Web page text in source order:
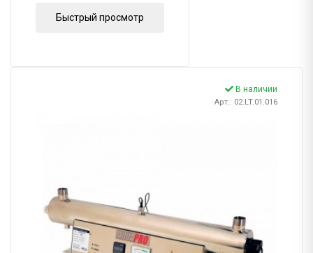
Быстрый просмотр
В наличии
Арт.: 02.LT.01.016